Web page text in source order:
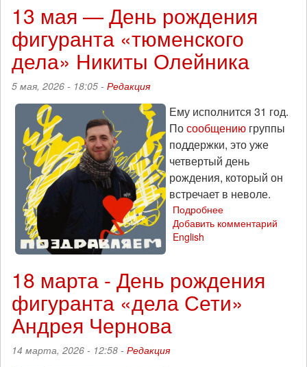
с
российскими
вег-
политзаключёнными
пройдёт
в
Ереване
13 мая — День рождения
фигуранта «тюменского
дела» Никиты Олейника
5 мая, 2026 - 18:05 - Редакция
Ему исполнится 31 год.
Посообщению группы
поддержки, это уже
четвертый день
рождения, который он
встречает в неволе.
Подробнее
13
рождения
фигуранта
«тюменского
Добавить комментарий
English
18 марта - День рождения
фигуранта «дела Сети»
Андрея Чернова
14 марта, 2026 - 12:58 - Редакция